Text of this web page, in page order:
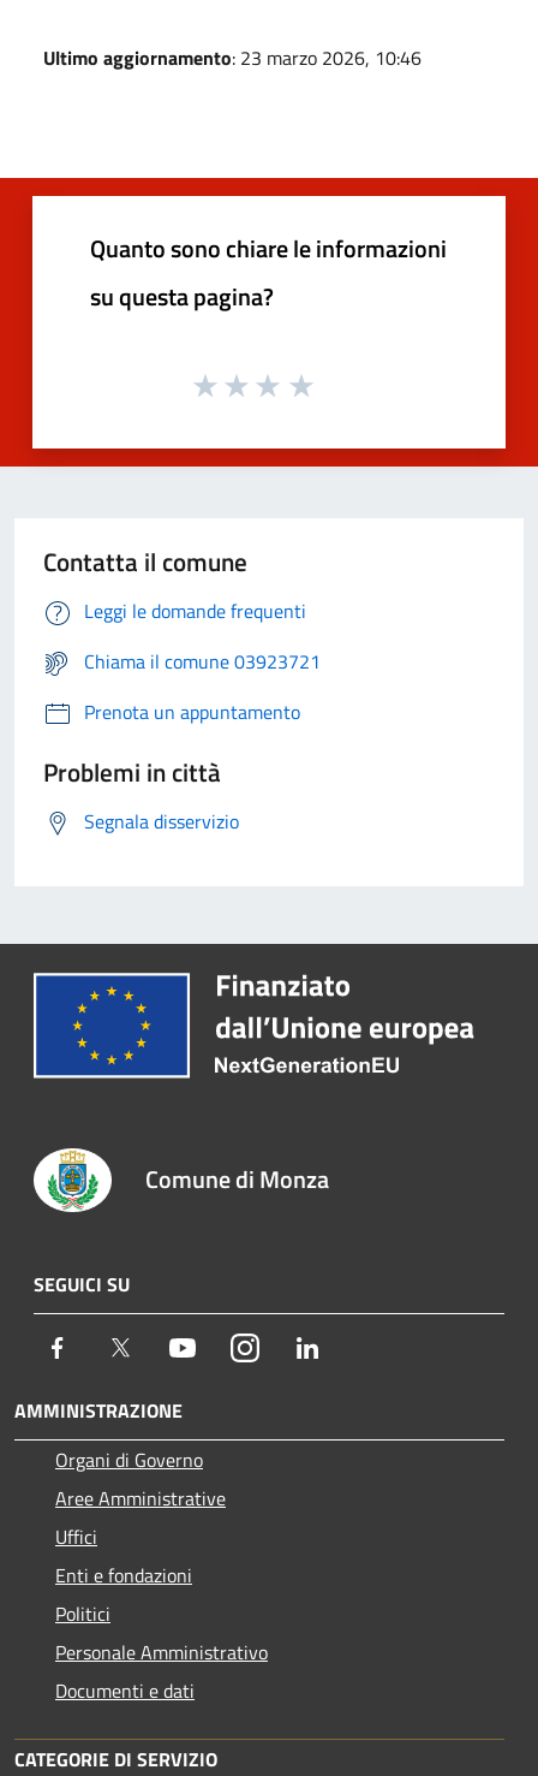
Ultimo aggiornamento: 23 marzo 2026, 10:46
Quanto sono chiare le informazioni
su questa pagina?
Contatta il comune
Leggi le domande frequenti
Chiama il comune 03923721
Prenota un appuntamento
Problemi in città
Segnala disservizio
Comune di Monza
SEGUICI SU
Facebook Twitter YoutubeInstagram
AMMINISTRAZIONE
Organi di Governo
Aree Amministrative
Uffici
Enti e fondazioni
Politici
Personale Amministrativo
Documenti e dati
CATEGORIE DI SERVIZIO